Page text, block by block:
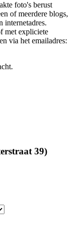
foto's berust
of meerdere blogs,
internetadres.
met expliciete
via het emailadres:
39)